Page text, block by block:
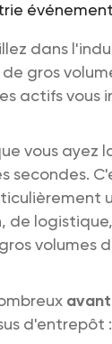
dans
gros
actifs vous
vous ayez
secondes.
de
volumes
d'entrepôt :